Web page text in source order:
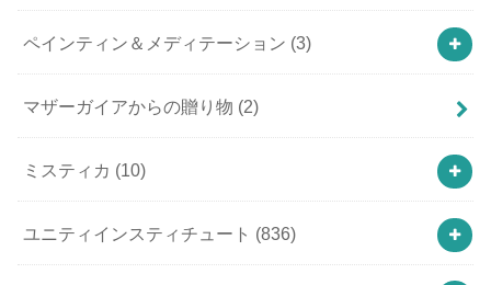
ペインティン＆メディテーション (3)
マザーガイアからの贈り物 (2)
ミスティカ (10)
ユニティインスティチュート (836)